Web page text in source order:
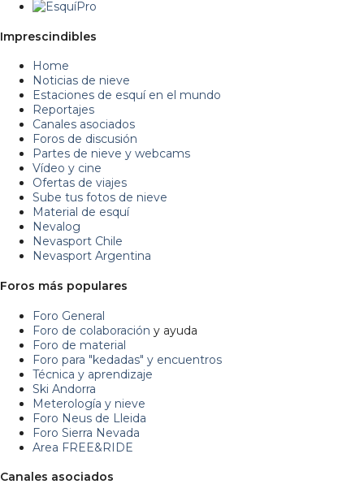
Imprescindibles
Home
Noticias de nieve
Estaciones de esquí en el mundo
Reportajes
Canales asociados
Foros de discusión
Partes de nieve y webcams
Vídeo y cine
Ofertas de viajes
Sube tus fotos de nieve
Material de esquí
Nevalog
Nevasport Chile
Nevasport Argentina
Foros más populares
Foro General
Foro de colaboración y ayuda
Foro de material
Foro para "kedadas" y encuentros
Técnica y aprendizaje
Ski Andorra
Meterología y nieve
Foro Neus de Lleida
Foro Sierra Nevada
Area FREE&RIDE
Canales asociados